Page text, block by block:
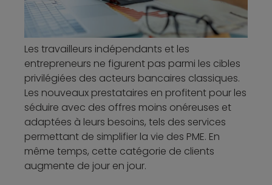
Les travailleurs indépendants et les
entrepreneurs ne figurent pas parmi les cibles
privilégiées des acteurs bancaires classiques.
Les nouveaux prestataires en profitent pour les
séduire avec des offres moins onéreuses et
adaptées à leurs besoins, tels des services
permettant de simplifier la vie des PME. En
même temps, cette catégorie de clients
augmente de jour en jour.